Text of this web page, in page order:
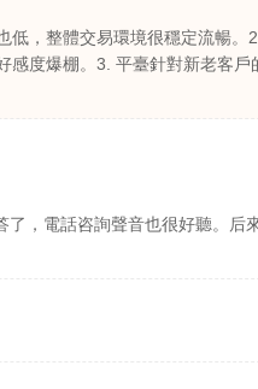
，整體交易環境很穩定流暢。
度爆棚。3. 平臺針對新老客戶
，電話咨詢聲音也很好聽。后